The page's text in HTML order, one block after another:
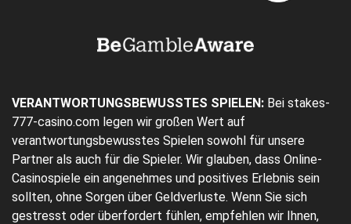
VERANTWORTUNGSBEWUSSTES SPIELEN: Bei stakes-
777-casino.com legen wir großen Wert auf
verantwortungsbewusstes Spielen sowohl für unsere
Partner als auch für die Spieler. Wir glauben, dass Online-
Casinospiele ein angenehmes und positives Erlebnis sein
sollten, ohne Sorgen über Geldverluste. Wenn Sie sich
gestresst oder überfordert fühlen, empfehlen wir Ihnen,